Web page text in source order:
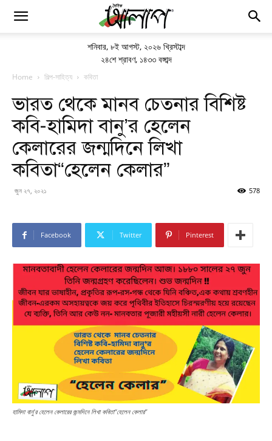
শনিবার, ৮ই আগস্ট, ২০২৬ খ্রিস্টাব্দ
২৪শে শ্রাবণ, ১৪৩৩ বঙ্গাব্দ
Home শিল্প-সাহিত্য কবিতা
ভারত থেকে মানব চেতনার বিশিষ্ট
কবি-হামিদা বানু’র হেলেন
কেলারের জন্মদিনে লিখা
কবিতা“হেলেন কেলার”
জুন ২৭, ২০২১ 578
Facebook Twitter Pinterest
হামিদা বানু’র হেলেন কেলারের জন্মদিনে লিখা কবিতা“হেলেন কেলার”